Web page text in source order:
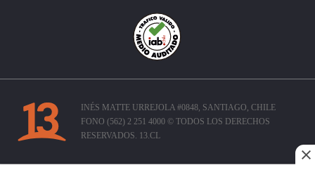
INÉS MATTE URREJOLA #0848, SANTIAGO, CHILE
FONO (562) 2 251 4000 © TODOS LOS DERECHOS
RESERVADOS. 13.CL